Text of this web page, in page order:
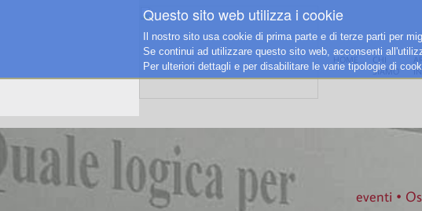
Questo sito web utilizza i cookie
Il nostro sito usa cookie di prima parte e di terze parti per
Se continui ad utilizzare questo sito web, acconsenti
Per ulteriori dettagli e per disabilitare le varie tipologie di
HOME
CHI
SIAMO
eventi •